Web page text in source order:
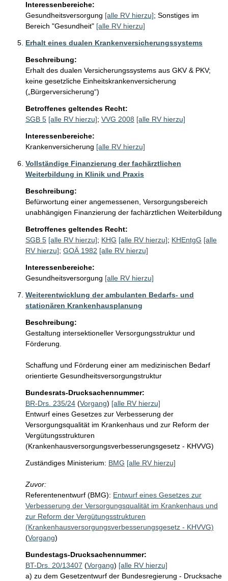
Interessenbereiche:
Gesundheitsversorgung [alle RV hierzu]; Sonstiges im
Bereich "Gesundheit" [alle RV hierzu]
Erhalt eines dualen Krankenversicherungssystems
Beschreibung:
Erhalt des dualen Versicherungssystems aus GKV & PKV;
keine gesetzliche Einheitskrankenversicherung
(„Bürgerversicherung“)
Betroffenes geltendes Recht:
SGB 5 [alle RV hierzu]; VVG 2008 [alle RV hierzu]
Interessenbereiche:
Krankenversicherung [alle RV hierzu]
Vollständige Finanzierung der fachärztlichen
Weiterbildung in Klinik und Praxis
Beschreibung:
Befürwortung einer angemessenen, Versorgungsbereich
unabhängigen Finanzierung der fachärztlichen Weiterbildung
Betroffenes geltendes Recht:
SGB 5 [alle RV hierzu]; KHG [alle RV hierzu]; KHEntgG [alle
RV hierzu]; GOÄ 1982 [alle RV hierzu]
Interessenbereiche:
Gesundheitsversorgung [alle RV hierzu]
Weiterentwicklung der ambulanten Bedarfs- und
stationären Krankenhausplanung
Beschreibung:
Gestaltung intersektioneller Versorgungsstruktur und
Förderung.
Schaffung und Förderung einer am medizinischen Bedarf
orientierte Gesundheitsversorgungstruktur
Bundesrats-Drucksachennummer:
BR-Drs. 235/24 (Vorgang) [alle RV hierzu]
Entwurf eines Gesetzes zur Verbesserung der
Versorgungsqualität im Krankenhaus und zur Reform der
Vergütungsstrukturen
(Krankenhausversorgungsverbesserungsgesetz - KHVVG)
Zuständiges Ministerium: BMG [alle RV hierzu]
Zuvor:
Referentenentwurf (BMG): Entwurf eines Gesetzes zur
Verbesserung der Versorgungsqualität im Krankenhaus und
zur Reform der Vergütungsstrukturen
(Krankenhausversorgungsverbesserungsgesetz - KHVVG)
(Vorgang)
Bundestags-Drucksachennummer:
BT-Drs. 20/13407 (Vorgang) [alle RV hierzu]
a) zu dem Gesetzentwurf der Bundesregierung - Drucksache